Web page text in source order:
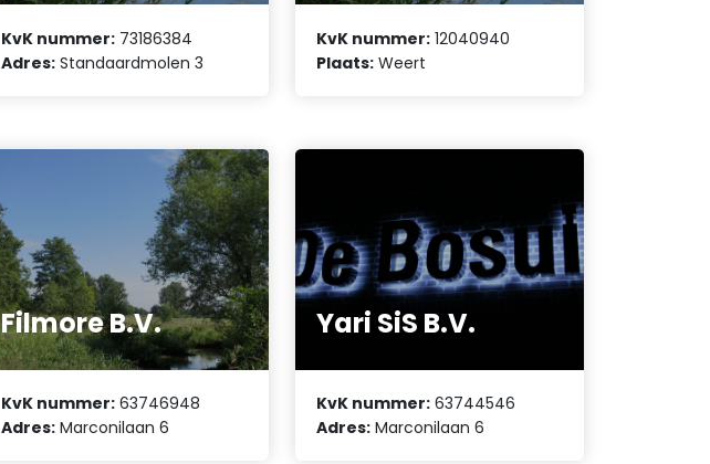
KvK nummer: 73186384
Adres: Standaardmolen 3
KvK nummer: 12040940
Plaats: Weert
Filmore B.V.
KvK nummer: 63746948
Adres: Marconilaan 6
Yari SiS B.V.
KvK nummer: 63744546
Adres: Marconilaan 6